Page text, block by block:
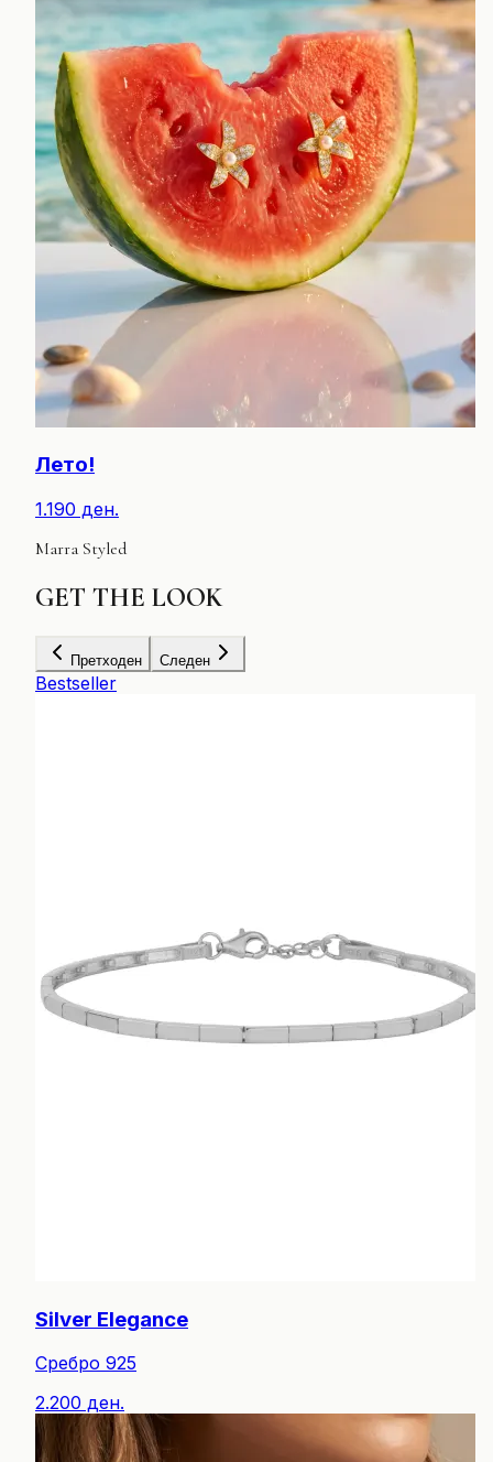
Лето!
1.190 ден.
Marra Styled
GET THE LOOK
Претходен Следен
Bestseller
Silver Elegance
Сребро 925
2.200 ден.